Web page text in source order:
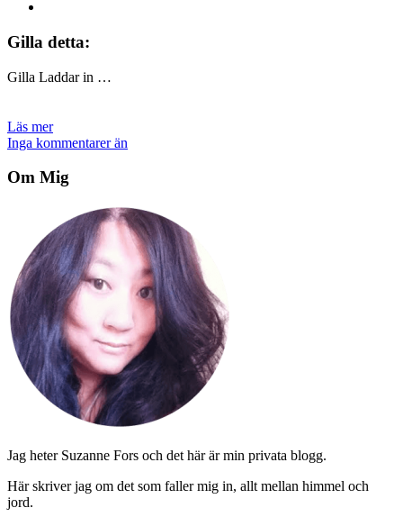
Gilla detta:
Gilla Laddar in …
Läs mer
Inga kommentarer än
Om Mig
Jag heter Suzanne Fors och det här är min privata blogg.
Här skriver jag om det som faller mig in, allt mellan himmel och
jord.